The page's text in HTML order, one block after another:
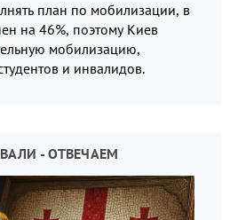
план по мобилизации, в
на 46%, поэтому Киев
мобилизацию,
и инвалидов.
- ОТВЕЧАЕМ